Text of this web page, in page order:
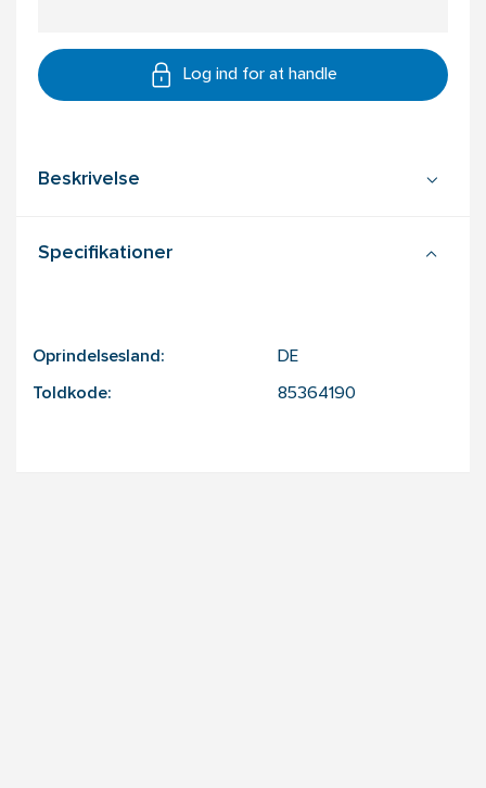
Log ind for at handle
Beskrivelse
Specifikationer
Oprindelsesland: DE
Toldkode: 85364190